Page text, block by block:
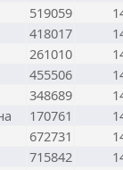
519059
418017
261010
455506
348689
170761
672731
715842